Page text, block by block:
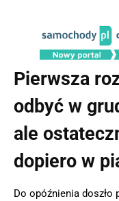
Pierwsza
odbyć w
ale
dopiero w
Do opóźnienia doszło